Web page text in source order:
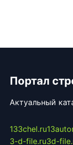
Портал
Актуальный
133chel.ru
3-d-file.ru3d-